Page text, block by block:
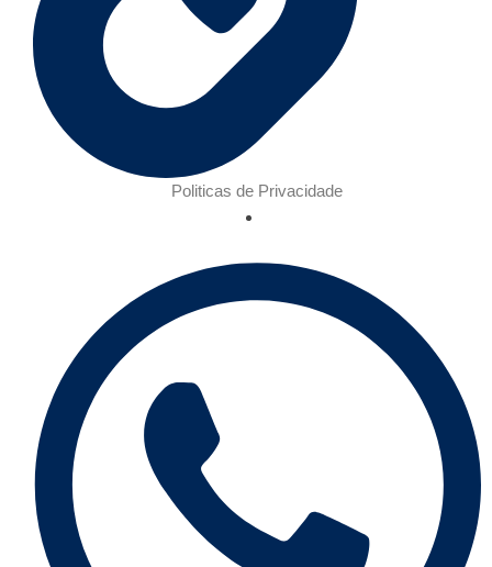
Politicas de Privacidade